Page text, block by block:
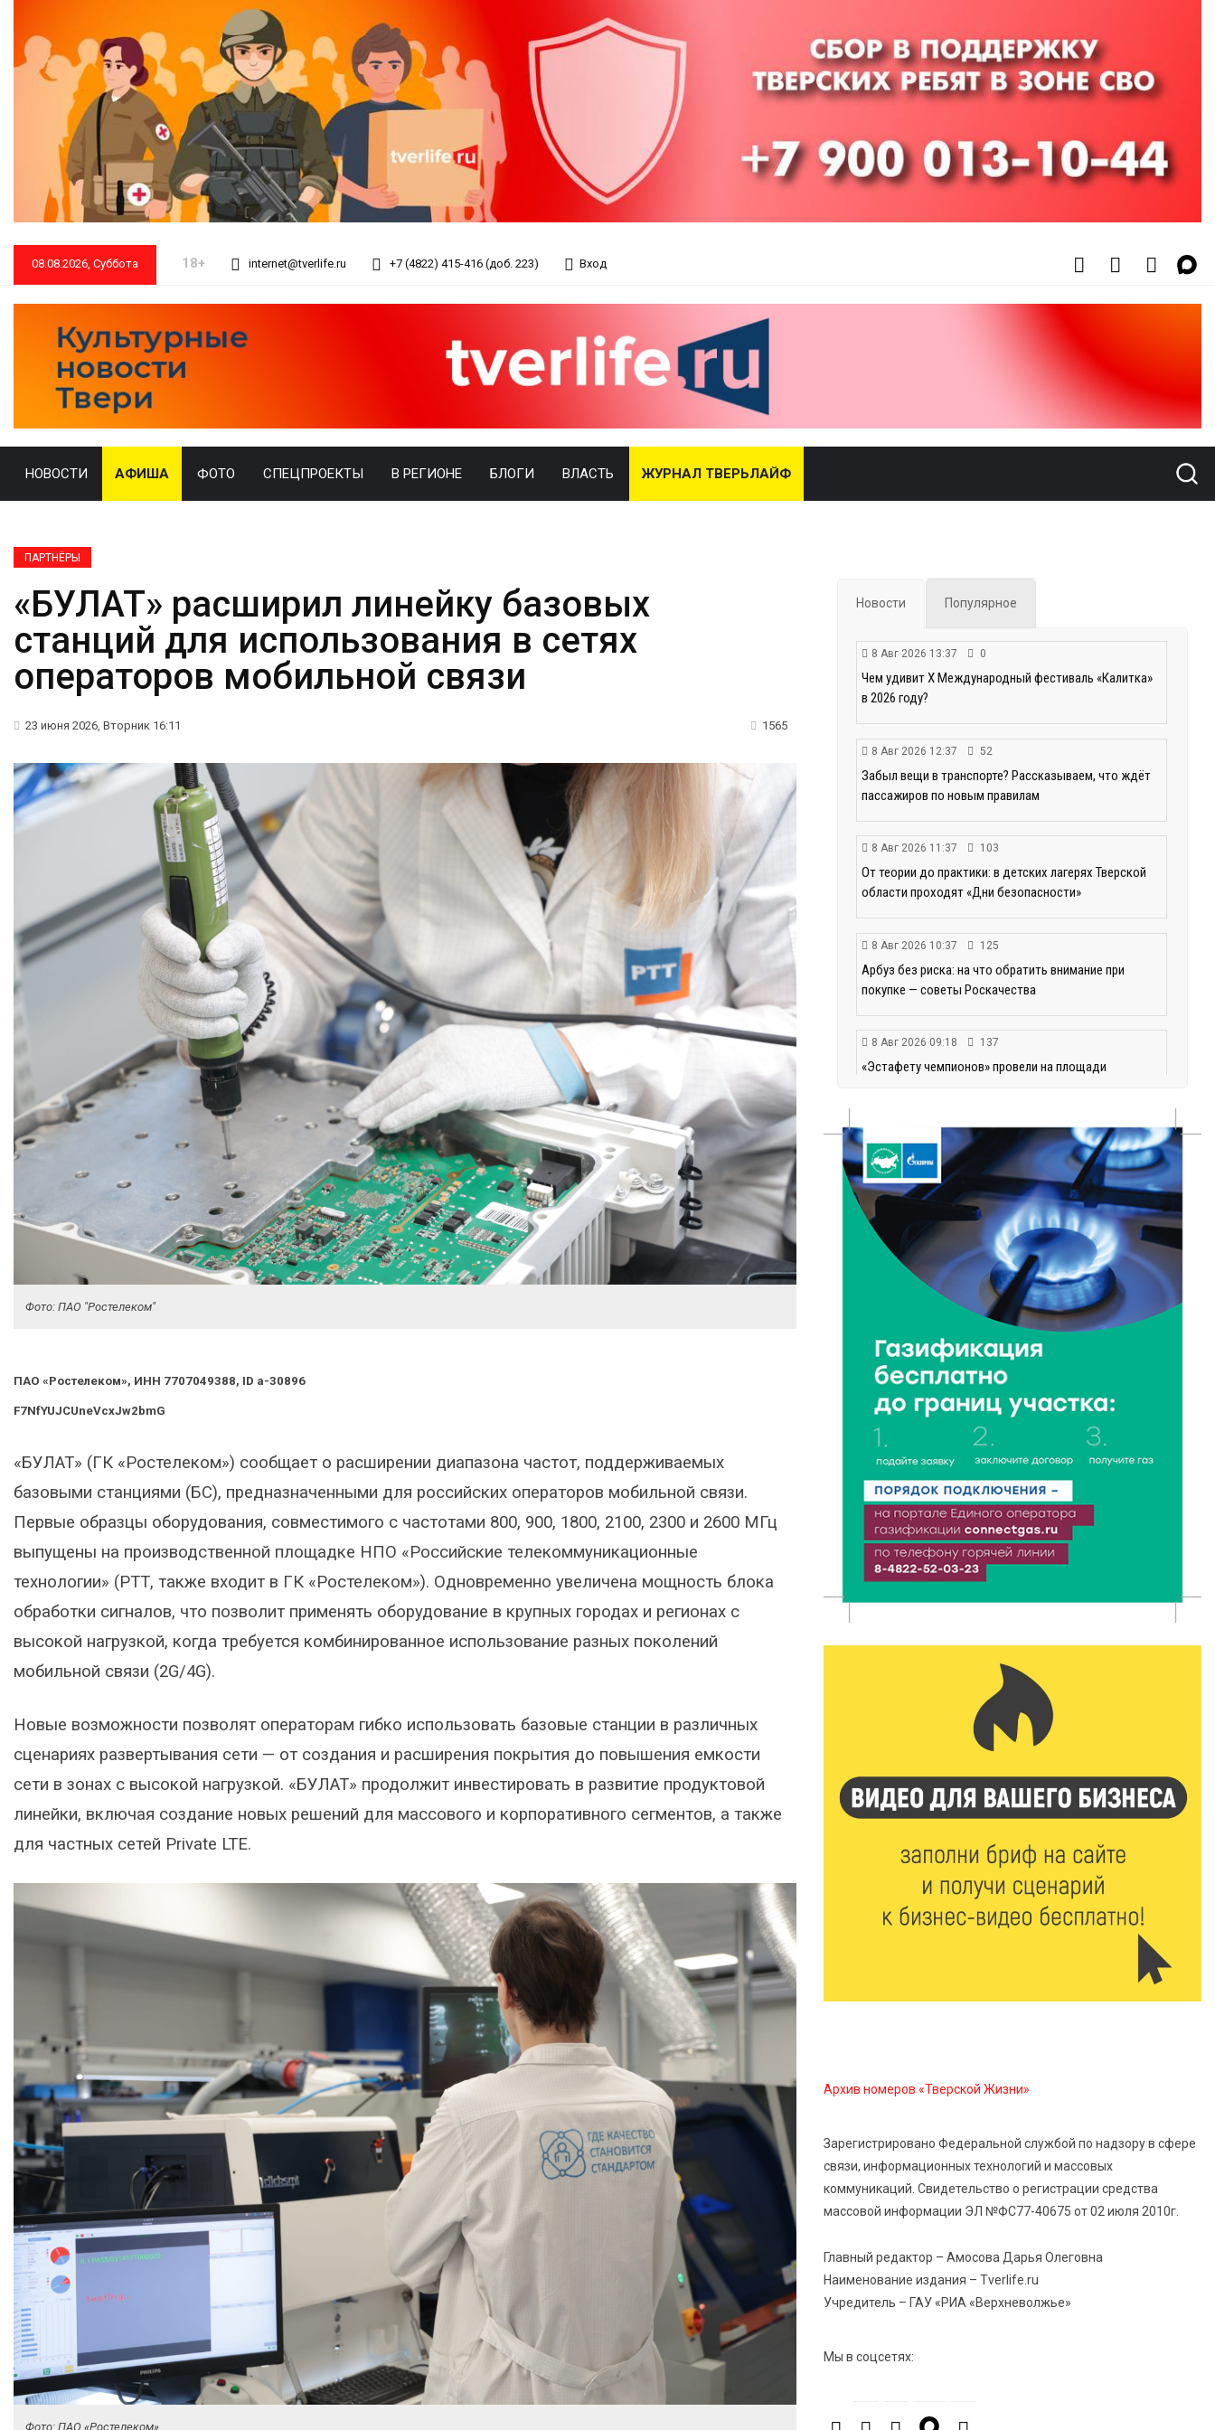
08.08.2026, Суббота 18+ internet@tverlife.ru +7 (4822) 415-416 (доб. 223) Вход
НОВОСТИ АФИША ФОТО СПЕЦПРОЕКТЫ В РЕГИОНЕ БЛОГИ ВЛАСТЬ ЖУРНАЛ ТВЕРЬЛАЙФ
ПАРТНЁРЫ
«БУЛАТ» расширил линейку базовых
станций для использования в сетях
операторов мобильной связи
23 июня 2026, Вторник 16:11 1565
Фото: ПАО "Ростелеком"
ПАО «Ростелеком», ИНН 7707049388, ID a-30896
F7NfYUJCUneVcxJw2bmG
«БУЛАТ» (ГК «Ростелеком») сообщает о расширении диапазона частот, поддерживаемых
базовыми станциями (БС), предназначенными для российских операторов мобильной связи.
Первые образцы оборудования, совместимого с частотами 800, 900, 1800, 2100, 2300 и 2600 МГц
выпущены на производственной площадке НПО «Российские телекоммуникационные
технологии» (РТТ, также входит в ГК «Ростелеком»). Одновременно увеличена мощность блока
обработки сигналов, что позволит применять оборудование в крупных городах и регионах с
высокой нагрузкой, когда требуется комбинированное использование разных поколений
мобильной связи (2G/4G).
Новые возможности позволят операторам гибко использовать базовые станции в различных
сценариях развертывания сети — от создания и расширения покрытия до повышения емкости
сети в зонах с высокой нагрузкой. «БУЛАТ» продолжит инвестировать в развитие продуктовой
линейки, включая создание новых решений для массового и корпоративного сегментов, а также
для частных сетей Private LTE.
Фото: ПАО «Ростелеком»
Новости Популярное
8 Авг 2026 13:37 0
Чем удивит X Международный фестиваль «Калитка»
в 2026 году?
8 Авг 2026 12:37 52
Забыл вещи в транспорте? Рассказываем, что ждёт
пассажиров по новым правилам
8 Авг 2026 11:37 103
От теории до практики: в детских лагерях Тверской
области проходят «Дни безопасности»
8 Авг 2026 10:37 125
Арбуз без риска: на что обратить внимание при
покупке — советы Роскачества
8 Авг 2026 09:18 137
«Эстафету чемпионов» провели на площади
154
В Нелидово открылся бассейн
8 Авг 2026 05:02 191
В Тверской области провели Арбузный книжный
262
В Тверской области стартовала четвертая смена:
инспекторы ГИБДД напомнили школьникам
правила безопасности в автобусах
7 Авг 2026 22:32 303
Сотрудники УФСИН по Тверской области
физкультурника
7 Авг 2026 22:02 271
Новые правила РЖД: пассажиров начнут
431
Социальный фонд РФ представил актуальные
данные о численности пенсионеров
Как питаться, чтобы мозг работал лучше:
рекомендации фитнес ‑ специалиста Александра
7 Авг 2026 19:02 358
Ботанические лаборатории в школах: Тверская
область запускает масштабный экопроект
В Ржеве чествовали работников строительной
Зарядка со стражем порядка объединила детей в
7 Авг 2026 18:02 508
В Нило-Столобенской пустыни началась
реставрация фасада исторической
7 Авг 2026 18:01 335
День арбуза отметили ребята в Андреапольском
Архив номеров «Тверской Жизни»
Зарегистрировано Федеральной службой по надзору в сфере
связи, информационных технологий и массовых
коммуникаций. Свидетельство о регистрации средства
массовой информации ЭЛ №ФС77-40675 от 02 июля 2010г.
Главный редактор – Амосова Дарья Олеговна
Наименование издания – Tverlife.ru
Учредитель – ГАУ «РИА «Верхневолжье»
Мы в соцсетях: